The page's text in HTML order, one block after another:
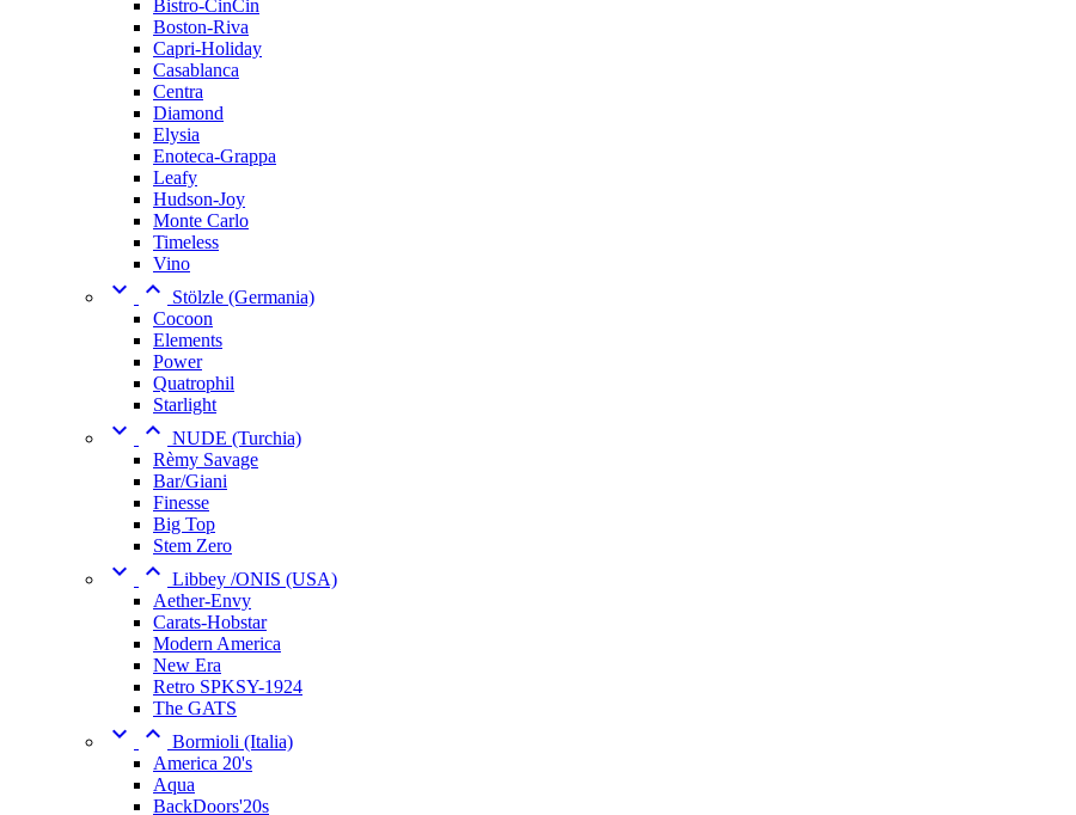
Bistro-CinCin
Boston-Riva
Capri-Holiday
Casablanca
Centra
Diamond
Elysia
Enoteca-Grappa
Leafy
Hudson-Joy
Monte Carlo
Timeless
Vino
 
Stölzle (Germania)
Cocoon
Elements
Power
Quatrophil
Starlight
  NUDE (Turchia)
Rèmy Savage
Bar/Giani
Finesse
Big Top
Stem Zero
  Libbey /ONIS (USA)
Aether-Envy
Carats-Hobstar
Modern America
New Era
Retro SPKSY-1924
The GATS
  Bormioli (Italia)
America 20's
Aqua
BackDoors'20s